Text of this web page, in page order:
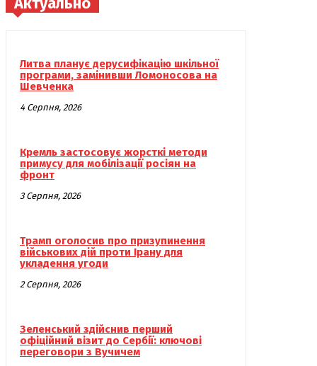
Литва планує дерусифікацію шкільної
програми, замінивши Ломоносова на
Шевченка
4 Серпня, 2026
Кремль застосовує жорсткі методи
примусу для мобілізації росіян на
фронт
3 Серпня, 2026
Трамп оголосив про призупинення
військових дій проти Ірану для
укладення угоди
2 Серпня, 2026
Зеленський здійснив перший
офіційний візит до Сербії: ключові
переговори з Вучичем